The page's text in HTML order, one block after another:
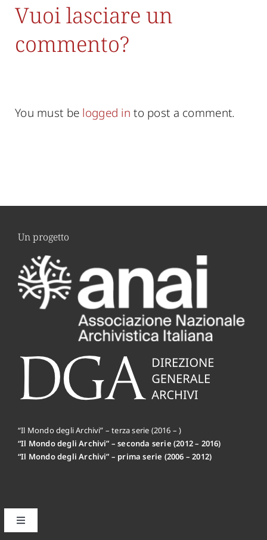
Vuoi lasciare un
commento?
You must be logged in to post a comment.
Un progetto
“Il Mondo degli Archivi” – terza serie (2016 – )
“Il Mondo degli Archivi” – seconda serie (2012 – 2016)
“Il Mondo degli Archivi” – prima serie (2006 – 2012)
Toggle